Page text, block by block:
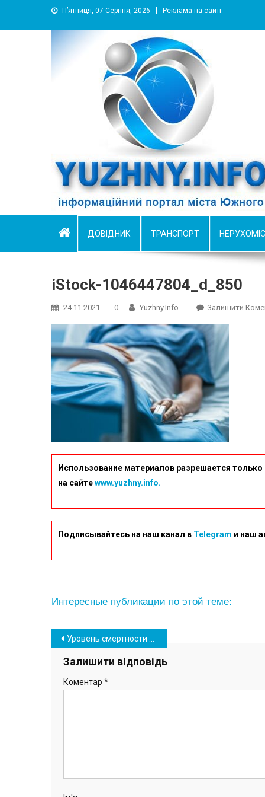
П’ятниця, 07 Серпня, 2026 Реклама на сайті
YUZHNY.INFO
информационный портал города Южный
ДОВІДНИК ТРАНСПОРТ
iStock-1046447804_d_850
24.11.2021 0 Yuzhny.info Залишити
Использование материалов разрешается
на сайтеwww.yuzhny.info.
Подписывайтесь на наш канал в Telegram и наш
Интересные публикации по этой теме:
Навігація
записів
Уровень смертности в Украине: от чего чаще всего умирают граждане
Залишити відповідь
Коментар *